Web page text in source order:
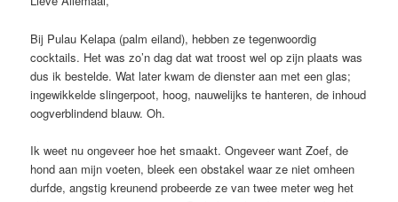
Bij Pulau Kelapa (palm eiland), hebben ze tegenwoordig
cocktails. Het was zo’n dag dat wat troost wel op zijn plaats was
dus ik bestelde. Wat later kwam de dienster aan met een glas;
ingewikkelde slingerpoot, hoog, nauwelijks te hanteren, de inhoud
oogverblindend blauw. Oh.
Ik weet nu ongeveer hoe het smaakt. Ongeveer want Zoef, de
hond aan mijn voeten, bleek een obstakel waar ze niet omheen
durfde, angstig kreunend probeerde ze van twee meter weg het